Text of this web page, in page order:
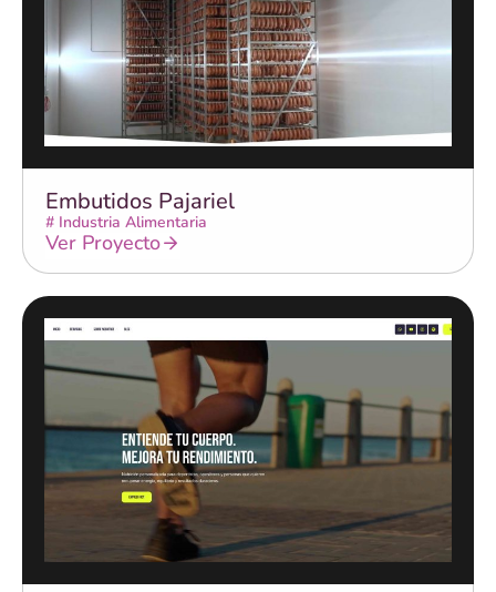
Embutidos Pajariel
# Industria Alimentaria
Ver Proyecto